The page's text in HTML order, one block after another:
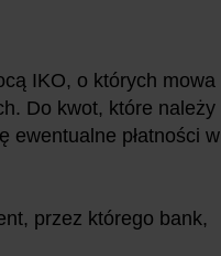
IKO, o których mowa
Do kwot, które należy
ewentualne płatności w
przez którego bank,